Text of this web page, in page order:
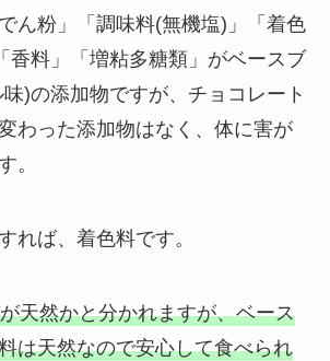
ん粉」「調味料(無機塩)」「着色
香料」「増粘多糖類」がベースブ
)の添加物ですが、チョコレート
わった添加物はなく、体に害が
。
れば、着色料です。
天然かと分かれますが、ベース
は天然なので安心して食べられ